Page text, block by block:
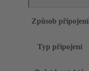
Způsob připojení
Typ připojení